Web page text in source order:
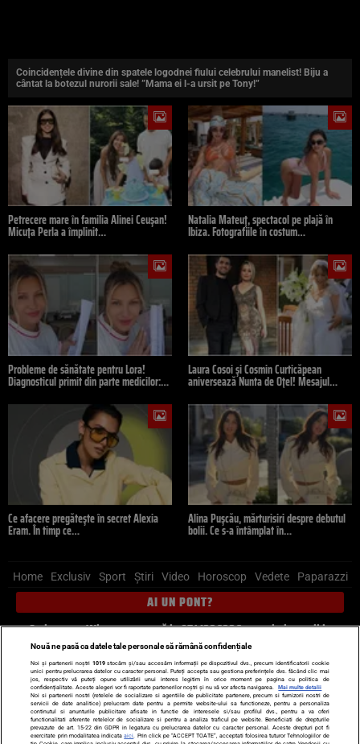
Coincidențele divine din spatele logodnei fiului celebrului manelist! Biju a
cântat la botezul nurorii sale! ”Mama ei l-a ursit pe Tony!”
Petrecere mare în familia Alinei Ceușan!
Micuța Perla a împlinit…
Natalia Mateuț, spectacol pe plajă în
Ibiza. Fotografiile în costum…
Probleme de sănătate pentru Lora!
Diagnosticul primit din parte medicilor:…
Laura Cosoi și Cosmin Curticăpean
aniversează Nunta de Oțel! Mesajul…
Ce afacere pregătește în secret Alexia
Eram. În timp ce…
Alina Pușcău, mărturisiri despre debutul
bolii. Ce s-a întâmplat în…
Home Exclusiv Sport Știri Video Horoscop Vedete Paparazzi
AI UN PONT?
Scrie-ne pe Whatsapp, sună la 0741226226 sau trimite mail la
pont@cancan.ro
Știri interne Știri externe
Politică
Ultimele stiri
Diete Insula Iubirii Dictionar de vise
LIFE STYLE
Horoscop
Nouă ne pasă ca datele tale personale să rămână confidențiale
Noi și partenerii noștri 1019stocăm și/sau accesăm informații pe dispozitivul dvs., precum identificatorii cookie
unici pentru prelucrarea datelor cu caracter personal. Puteți accepta sau gestiona preferințele dvs. făcând clic mai
jos, respectiv vă puteți opune utilizării unui interes legitim în orice moment pe pagina cu politica de
confidențialitate. Aceste alegeri vor fi raportate partenerilor noștri și nu vă vor afecta navigarea.
Mai multe detalii
Noi si partenerii nostri (retelele de socializare si agentiile de publicitate partenere, precum si furnizorii nostri de
servicii de date analitice) prelucram date pentru a permite website-ului sa functioneze, pentru a personaliza
continutul si anunturile publicitare afisate in functie de interesele si/sau profilul dvs., pentru a va oferi
functionalitati aferente retelelor de socializare si pentru a analiza traficul pe website. Beneficiati de drepturile
prevazute de art. 15-22 din GDPR in legatura cu prelucrarea datelor cu caracter personal. Aceste drepturi pot fi
exercitate prin modalitatea indicataaici . Prin click pe “ACCEPT TOATE”, acceptati folosirea tuturor Tehnologiilor de